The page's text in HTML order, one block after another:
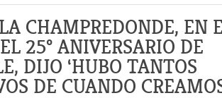
CHAMPREDONDE, EN
25º ANIVERSARIO DE
DIJO ‘HUBO TANTOS
DE CUANDO